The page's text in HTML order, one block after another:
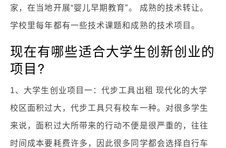
家，在当地开展“婴儿早期教育”。 成熟的技术转让。
学校里每年都有一些技术课题和成熟的技术项目。
现在有哪些适合大学生创新创业的
项目?
1、大学生创业项目一：代步工具出租 现代化的大学
校区面积过大，代步工具只有校车一种。对很多学生
来说，面积过大所带来的行动不便是很严重的，往往
时间成本要耗费许多，因此很多同学都会选择自行车